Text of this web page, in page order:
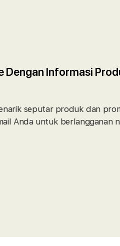
Dengan Informasi
seputar produk dan
Anda untuk berlangganan